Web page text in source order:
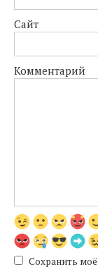
Сайт
Комментарий
Сохранить моё